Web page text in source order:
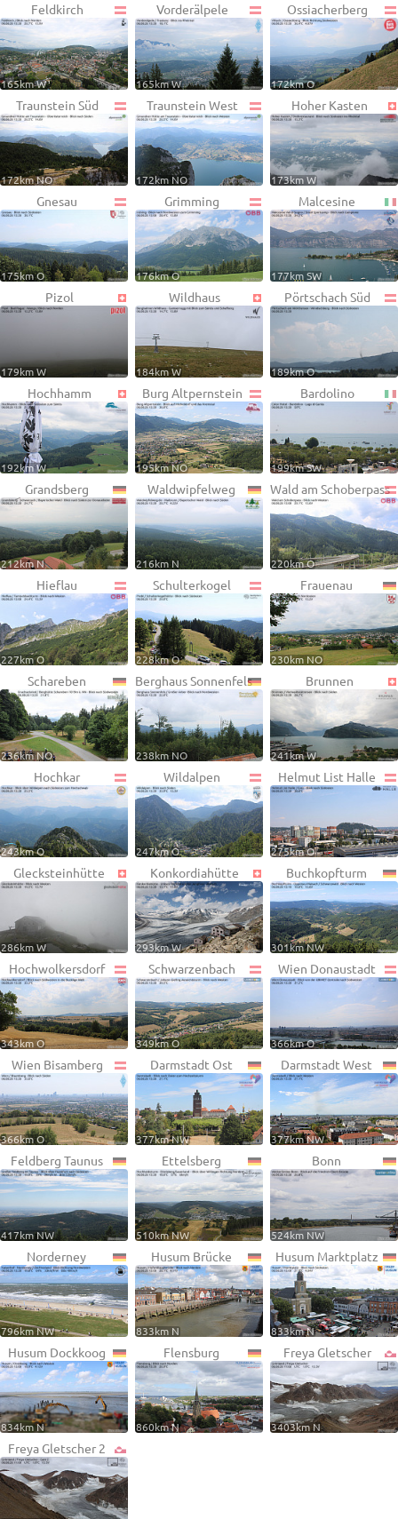
Feldkirch
165km W
Vorderälpele
165km W
Ossiacherberg
172km O
Traunstein Süd
172km NO
Traunstein West
172km NO
Hoher Kasten
173km W
Gnesau
175km O
Grimming
176km O
Malcesine
177km SW
Pizol
179km W
Wildhaus
184km W
Pörtschach Süd
189km O
Hochhamm
192km W
Burg Altpernstein
195km NO
Bardolino
199km SW
Grandsberg
212km N
Waldwipfelweg
216km N
Wald am Schoberpass
220km O
Hieflau
227km O
Schulterkogel
228km O
Frauenau
230km NO
Schareben
236km NO
Berghaus Sonnenfels
238km NO
Brunnen
241km W
Hochkar
243km O
Wildalpen
247km O
Helmut List Halle
275km O
Glecksteinhütte
286km W
Konkordiahütte
293km W
Buchkopfturm
301km NW
Hochwolkersdorf
343km O
Schwarzenbach
349km O
Wien Donaustadt
366km O
Wien Bisamberg
366km O
Darmstadt Ost
377km NW
Darmstadt West
377km NW
Feldberg Taunus
417km NW
Ettelsberg
510km NW
Bonn
524km NW
Norderney
796km NW
Husum Brücke
833km N
Husum Marktplatz
833km N
Husum Dockkoog
834km N
Flensburg
860km N
Freya Gletscher
3403km N
Freya Gletscher 2